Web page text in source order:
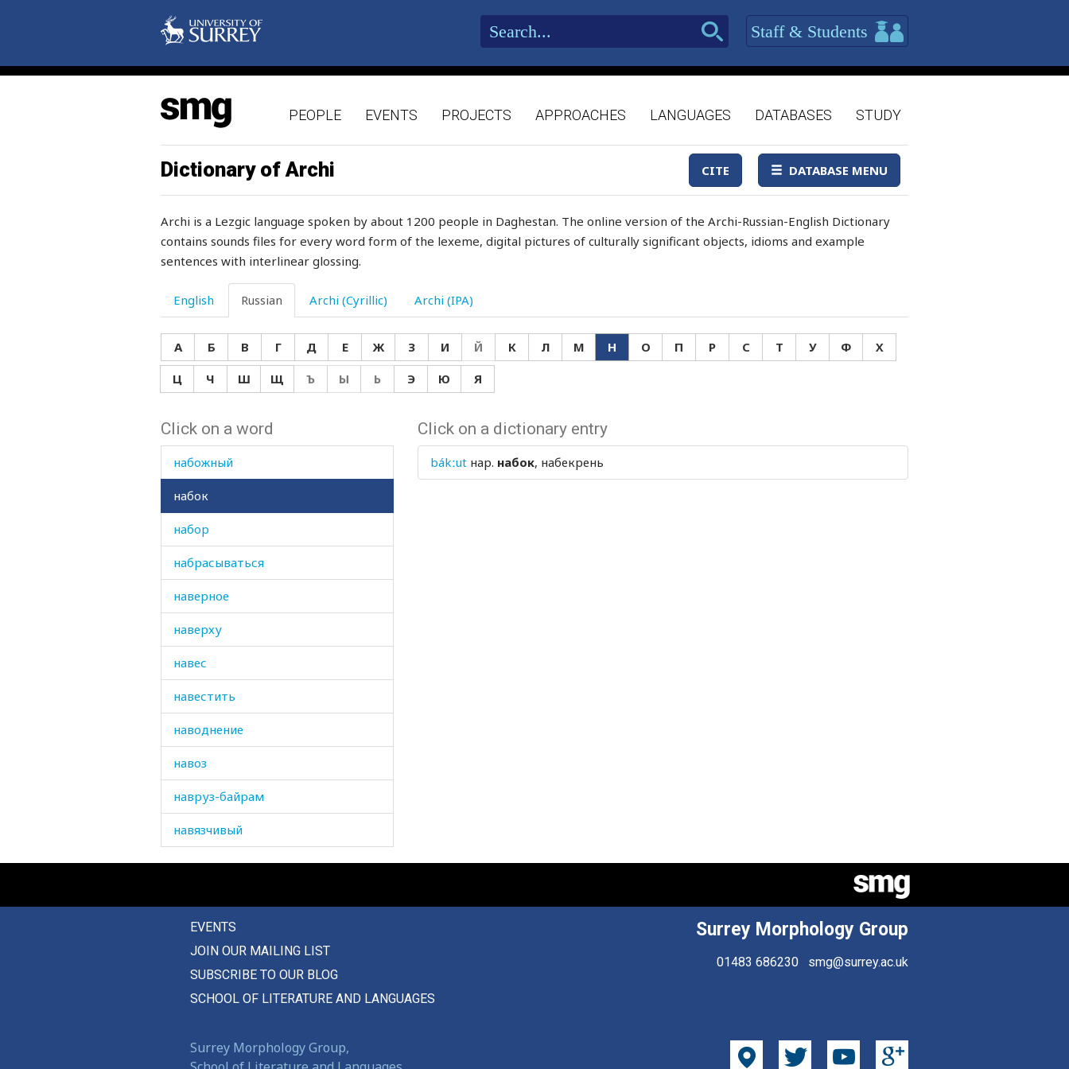
Staff & Students
PEOPLE EVENTS PROJECTS APPROACHES LANGUAGES DATABASES STUDY
Dictionary of Archi CITE DATABASE MENU
Archi is a Lezgic language spoken by about 1200 people in Daghestan. The online version of the Archi-Russian-English Dictionary
contains sounds files for every word form of the lexeme, digital pictures of culturally significant objects, idioms and example
sentences with interlinear glossing.
English Russian Archi (Cyrillic) Archi (IPA)
А Б В Г Д Е Ж З И Й К Л М Н О П Р С Т У Ф
Х
Ц
Ч Ш Щ Ъ Ы Ь Э Ю Я
Click on a word
н
набекрень
набивать
набираться
набожный
набок
набор
набрасываться
наверное
наверху
навес
навестить
наводнение
навоз
навруз-байрам
навязчивый
наглец
наглость
нагнаиваться
наговор
Click on a dictionary entry
bákːut нар. набок, набекрень
EVENTS
JOIN OUR MAILING LIST
SUBSCRIBE TO OUR BLOG
SCHOOL OF LITERATURE AND LANGUAGES
Surrey Morphology Group
01483 686230 smg@surrey.ac.uk
Surrey Morphology Group,